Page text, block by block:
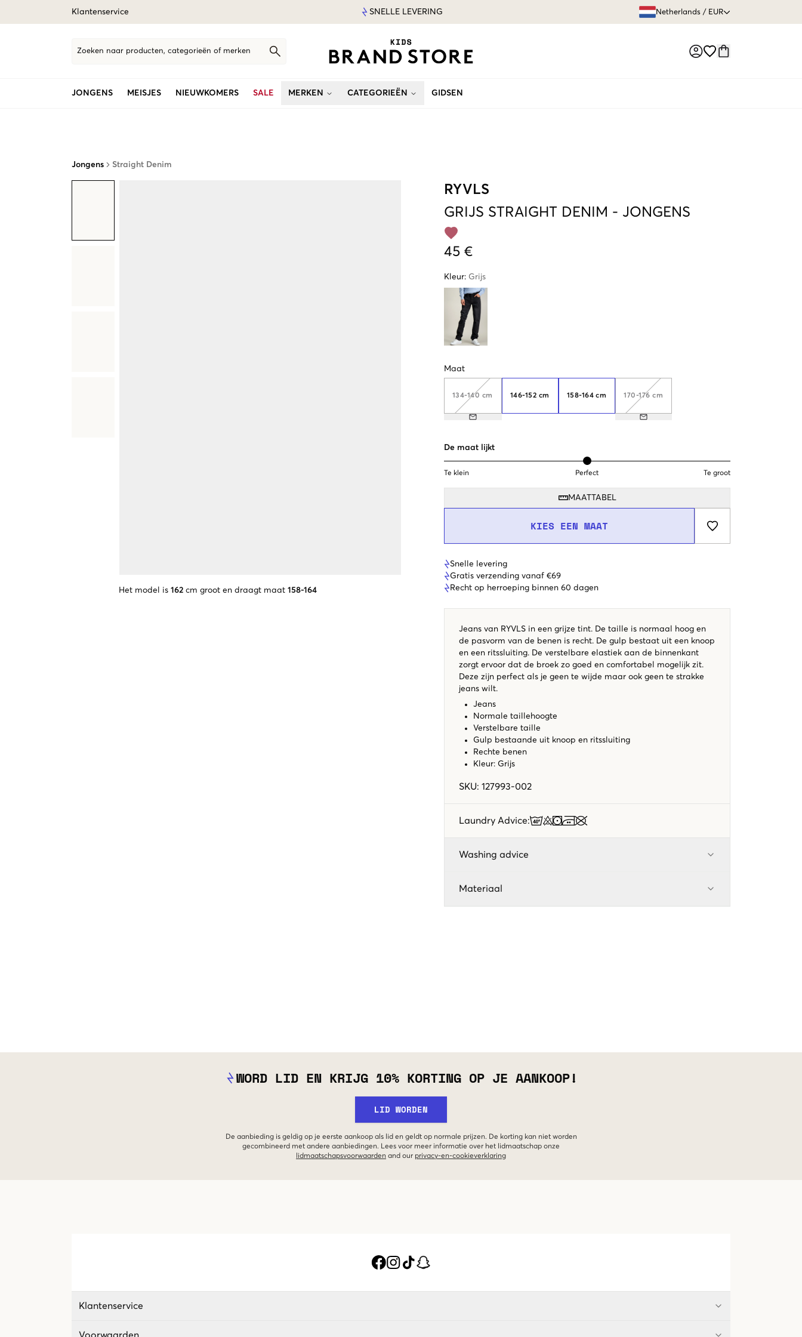
Klantenservice SNELLE LEVERING Netherlands / EUR
Zoeken naar producten, categorieën of merken
JONGENS MEISJES NIEUWKOMERS SALE MERKEN CATEGORIEËN GIDSEN
Jongens Straight Denim
Het model is 162 cm groot en draagt maat 158-164
RYVLS
GRIJS STRAIGHT DENIM - JONGENS
45 €
Kleur: Grijs
Maat
134-140 cm 146-152 cm 158-164 cm 170-176 cm
De maat lijkt
Te klein Perfect Te groot
MAATTABEL
KIES EEN MAAT
Snelle levering
Gratis verzending vanaf €69
Recht op herroeping binnen 60 dagen
Jeans van RYVLS in een grijze tint. De taille is normaal hoog en
de pasvorm van de benen is recht. De gulp bestaat uit een knoop
en een ritssluiting. De verstelbare elastiek aan de binnenkant
zorgt ervoor dat de broek zo goed en comfortabel mogelijk zit.
Deze zijn perfect als je geen te wijde maar ook geen te strakke
jeans wilt.
Jeans
Normale taillehoogte
Verstelbare taille
Gulp bestaande uit knoop en ritssluiting
Rechte benen
Kleur: Grijs
SKU: 127993-002
Laundry Advice:
Washing advice
Materiaal
WORD LID EN KRIJG 10% KORTING OP JE AANKOOP!
LID WORDEN
De aanbieding is geldig op je eerste aankoop als lid en geldt op normale prijzen. De korting kan niet worden
gecombineerd met andere aanbiedingen. Lees voor meer informatie over het lidmaatschap onze
lidmaatschapsvoorwaarden and our privacy-en-cookieverklaring
Klantenservice
Voorwaarden